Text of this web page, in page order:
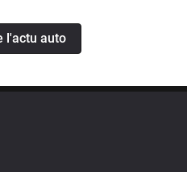
l'actu auto